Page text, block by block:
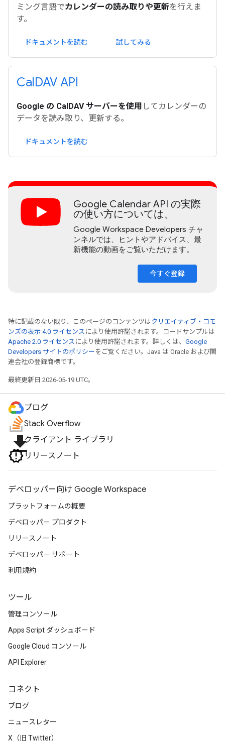
ミング言語でカレンダーの読み取りや更新を行えま
す。
ドキュメントを読む 試してみる
CalDAV API
Google の CalDAV サーバーを使用 してカレンダーの
データを読み取り、更新する。
ドキュメントを読む
Google Calendar API の実際
の使い方については、
Google Workspace Developers チャ
ンネルでは、ヒントやアドバイス、最
新機能の動画をご覧いただけます。
今すぐ登録
特に記載のない限り、このページのコンテンツはクリエイティブ・コモ
ンズの表示 4.0 ライセンス により使用許諾されます。コードサンプルは
Apache 2.0 ライセンス により使用許諾されます。詳しくは、 Google
Developers サイトのポリシー をご覧ください。Java は Oracle および関
連会社の登録商標です。
最終更新日 2026-05-19 UTC。
ブログ
Stack Overflow
file_downloadクライアント ライブラリ
リリースノート
デベロッパー向け Google Workspace
プラットフォームの概要
デベロッパー プロダクト
リリースノート
デベロッパー サポート
利用規約
ツール
管理コンソール
Apps Script ダッシュボード
Google Cloud コンソール
API Explorer
コネクト
ブログ
ニュースレター
X（旧 Twitter）